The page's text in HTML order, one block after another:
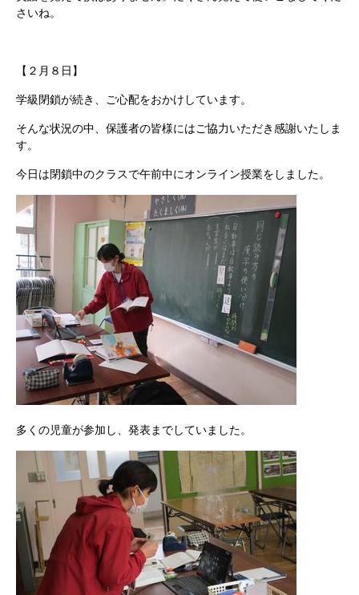
さいね。
【２月８日】
学級閉鎖が続き、ご心配をおかけしています。
そんな状況の中、保護者の皆様にはご協力いただき感謝いたしま
す。
今日は閉鎖中のクラスで午前中にオンライン授業をしました。
多くの児童が参加し、発表までしていました。